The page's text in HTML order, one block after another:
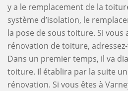
y a le remplacement de la
système d’isolation, le
la pose de sous toiture. Si vous
rénovation de toiture,
Dans un premier temps, il va
toiture. Il établira par la suite
rénovation. Si vous êtes à